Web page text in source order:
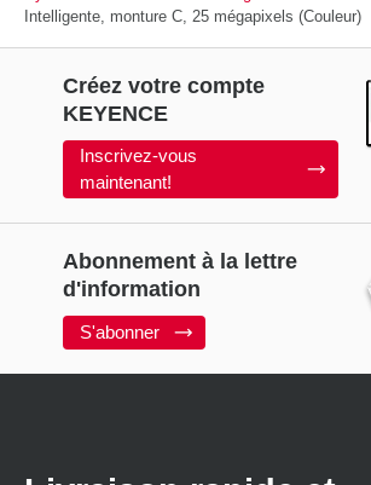
Intelligente, monture C, 25 mégapixels (Couleur)
Créez votre compte
KEYENCE
Inscrivez-vous
maintenant!
Abonnement à la lettre
d'information
S'abonner